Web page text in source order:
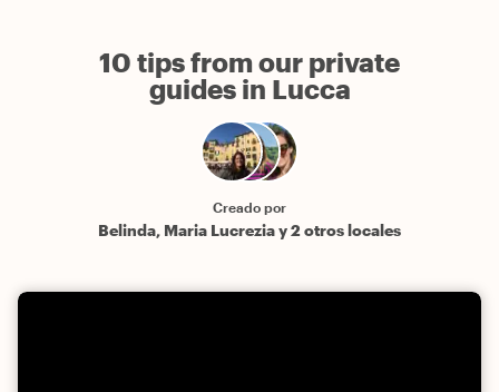
10 tips from our private
guides in Lucca
Creado por
Belinda, Maria Lucrezia y 2 otros locales